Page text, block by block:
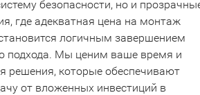
безопасности, но и
где адекватная цена на монтаж
логичным завершением
подхода. Мы ценим ваше время и
решения, которые обеспечивают
от вложенных инвестиций в